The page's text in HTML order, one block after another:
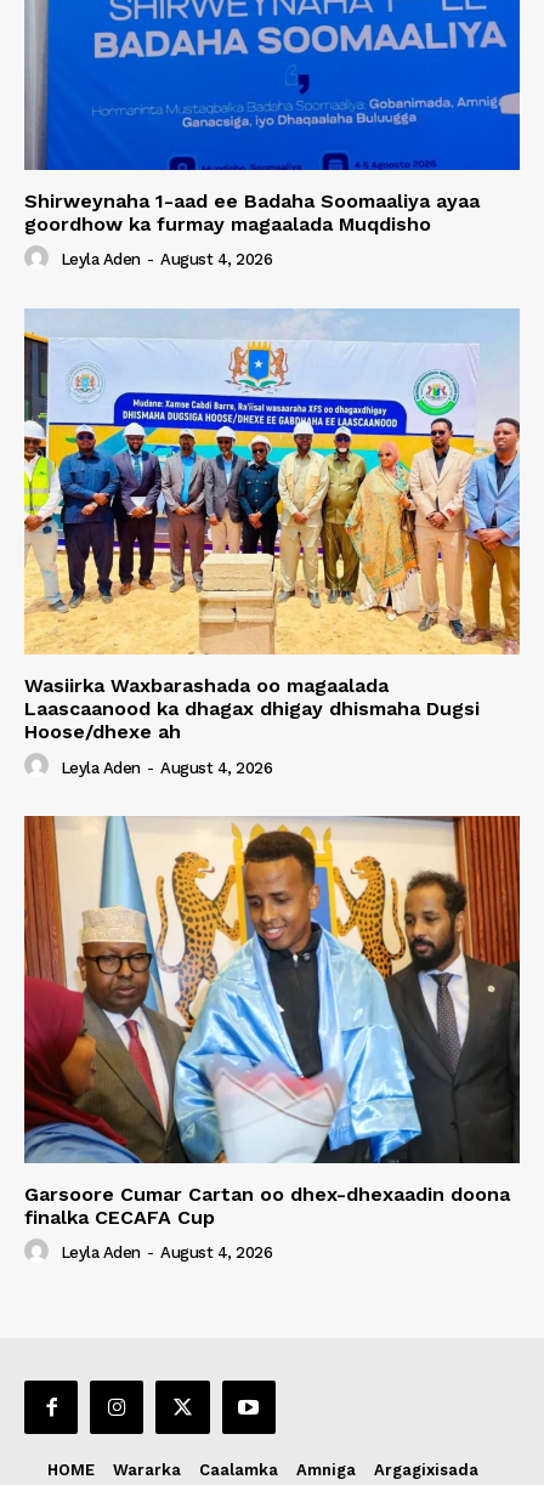
Shirweynaha 1-aad ee Badaha Soomaaliya ayaa
goordhow ka furmay magaalada Muqdisho
Leyla Aden - August 4, 2026
Wasiirka Waxbarashada oo magaalada
Laascaanood ka dhagax dhigay dhismaha Dugsi
Hoose/dhexe ah
Leyla Aden - August 4, 2026
Garsoore Cumar Cartan oo dhex-dhexaadin doona
finalka CECAFA Cup
Leyla Aden - August 4, 2026
HOME Wararka Caalamka Amniga Argagixisada